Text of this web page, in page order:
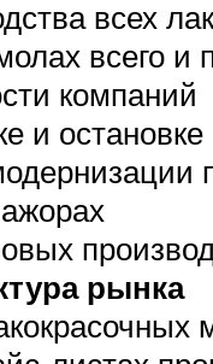
всех
всего и
компаний
и
рынка